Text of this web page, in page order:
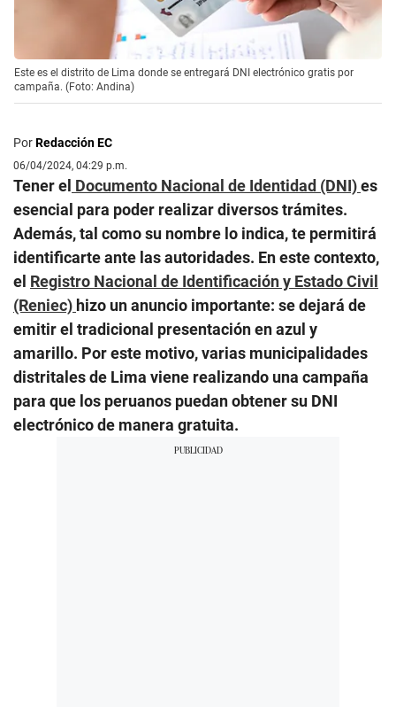
Este es el distrito de Lima donde se entregará DNI electrónico gratis por
campaña. (Foto: Andina)
PorRedacción EC
06/04/2024, 04:29 p.m.
Tener el Documento Nacional de Identidad (DNI)es
esencial para poder realizar diversos trámites.
Además, tal como su nombre lo indica, te permitirá
identificarte ante las autoridades. En este contexto,
el Registro Nacional de Identificación y Estado Civil
(Reniec) hizo un anuncio importante: se dejará de
emitir el tradicional presentación en azul y
amarillo. Por este motivo, varias municipalidades
distritales de Lima viene realizando una campaña
para que los peruanos puedan obtener su DNI
electrónico de manera gratuita.